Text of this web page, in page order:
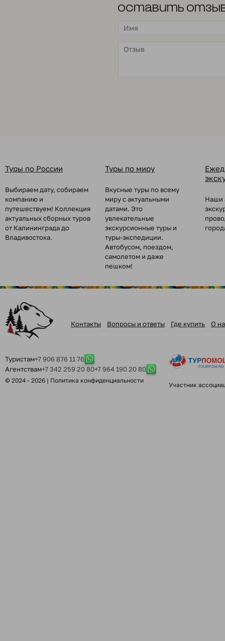
Оставить
Туры по России
Выбираем дату, собираем
компанию и
путешествуем! Коллекция
актуальных сборных туров
от Калининграда до
Владивостока.
Туры по миру
Вкусные туры по всему
миру с актуальными
датами. Это
увлекательные
экскурсионные туры и
туры-экспедиции.
Автобусом, поездом,
самолетом и даже
пешком!
Наши
Контакты Вопросы и ответы Где купить О
Туристам+7 906 876 11 76
Агентствам+7 342 259 20 80+7 964 190 20 80
© 2024 - 2026 | Политика конфиденциальности
Участник